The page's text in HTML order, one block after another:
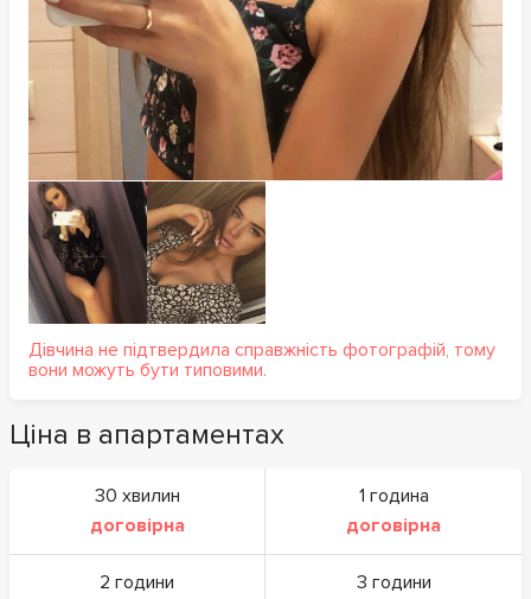
Дівчина не підтвердила справжність фотографій, тому
вони можуть бути типовими.
Ціна в апартаментах
30 хвилин
договірна
1 година
договірна
2 години
3 години